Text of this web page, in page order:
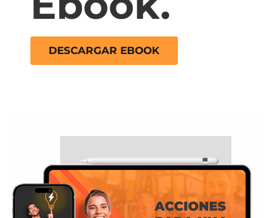
DESCARGAR EBOOK